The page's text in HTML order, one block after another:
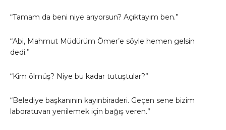
“Tamam da beni niye arıyorsun? Açıktayım ben.”
“Abi, Mahmut Müdürüm Ömer’e söyle hemen gelsin
dedi.”
“Kim ölmüş? Niye bu kadar tutuştular?”
“Belediye başkanının kayınbiraderi. Geçen sene bizim
laboratuvarı yenilemek için bağış veren.”